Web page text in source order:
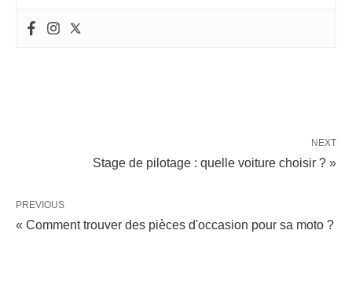
NEXT
Stage de pilotage : quelle voiture choisir ? »
PREVIOUS
« Comment trouver des pièces d'occasion pour sa moto ?